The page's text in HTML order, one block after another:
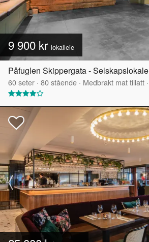
9 900 kr lokalleie
Påfuglen Skippergata - Selskapslokale
60seter · 80stående · Medbrakt mat tillatt ·